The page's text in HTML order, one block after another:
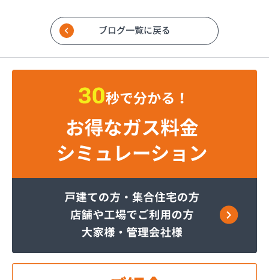
ブログ一覧に戻る